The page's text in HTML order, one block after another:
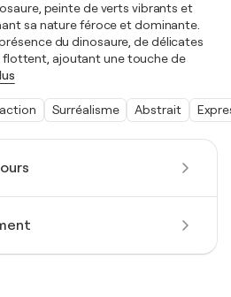
peinte de verts vibrants et
sa nature féroce et dominante.
du dinosaure, de délicates
flottent, ajoutant une touche de
Surréalisme Abstrait